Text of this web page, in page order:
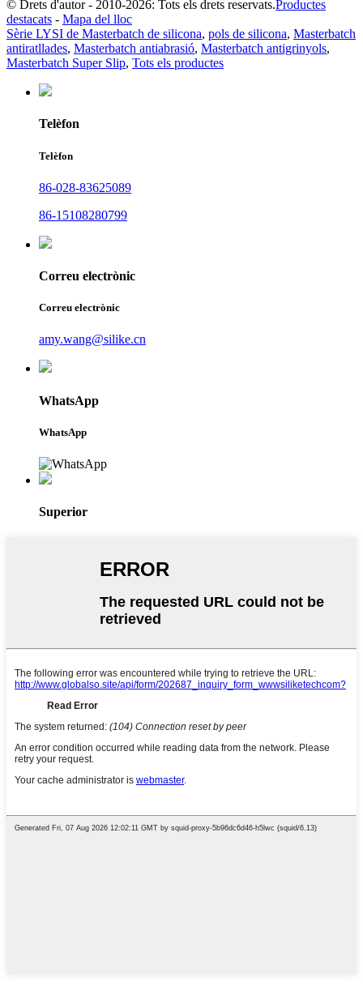
© Drets d'autor - 2010-2026: Tots els drets reservats.Productes
destacats - Mapa del lloc
Sèrie LYSI de Masterbatch de silicona, pols de silicona, Masterbatch
antiratllades, Masterbatch antiabrasió, Masterbatch antigrinyols,
Masterbatch Super Slip, Tots els productes
Telèfon
Telèfon
86-028-83625089
86-15108280799
Correu electrònic
Correu electrònic
amy.wang@silike.cn
WhatsApp
WhatsApp
Superior